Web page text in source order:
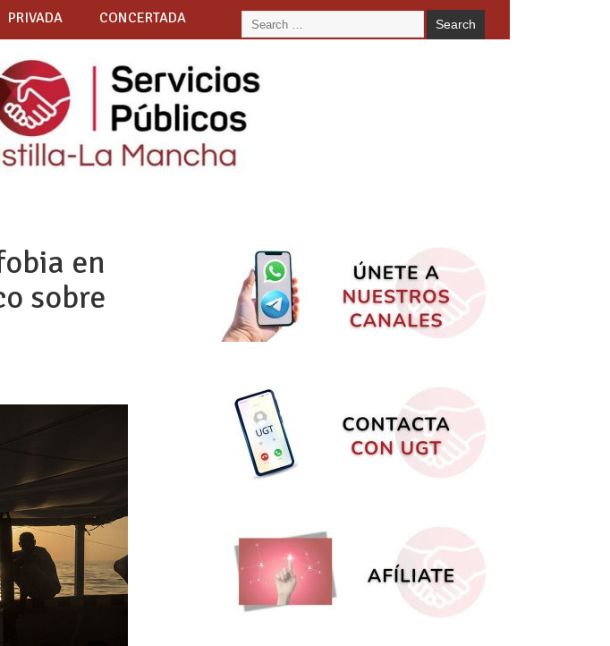
PRIVADA CONCERTADA
en
sobre